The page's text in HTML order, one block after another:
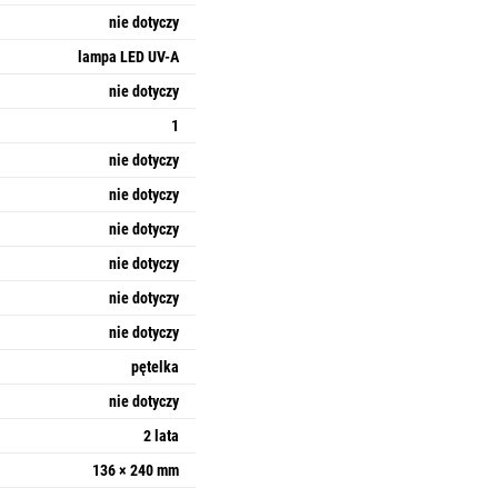
nie dotyczy
lampa LED UV-A
nie dotyczy
1
nie dotyczy
nie dotyczy
nie dotyczy
nie dotyczy
nie dotyczy
nie dotyczy
pętelka
nie dotyczy
2 lata
136 × 240 mm